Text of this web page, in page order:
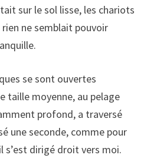
sur le sol lisse, les chariots
ne semblait pouvoir
se sont ouvertes
taille moyenne, au pelage
profond, a traversé
une seconde, comme pour
s’est dirigé droit vers moi.